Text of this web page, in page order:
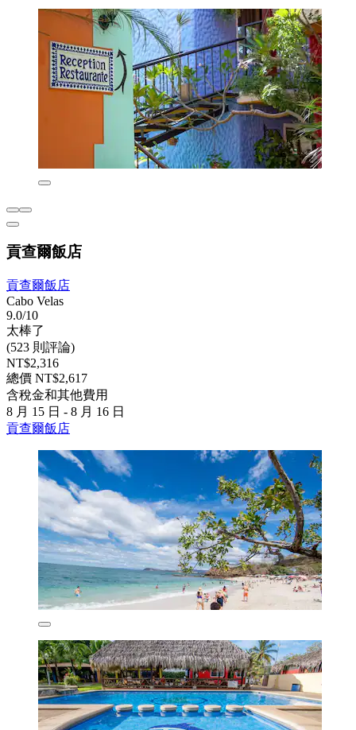
貢查爾飯店
貢查爾飯店
Cabo Velas
9.0/10
太棒了
(523 則評論)
NT$2,316
總價 NT$2,617
含稅金和其他費用
8 月 15 日 - 8 月 16 日
貢查爾飯店